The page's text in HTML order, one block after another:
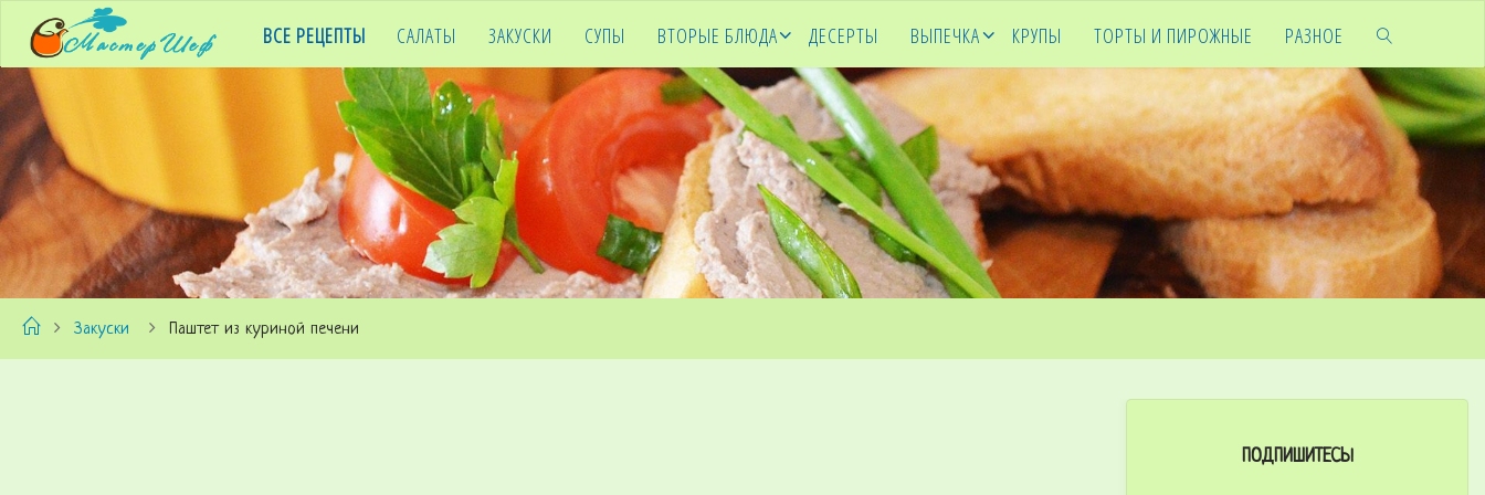
E
R
C
H
ВСЕ РЕЦЕПТЫ САЛАТЫ ЗАКУСКИ СУПЫ ВТОРЫЕ БЛЮДА ДЕСЕРТЫ ВЫПЕЧКА КРУПЫ ТОРТЫ И ПИРОЖНЫЕ РАЗНОЕ
Закуски Паштет из куриной печени
ПОДПИШИТЕСЬ!